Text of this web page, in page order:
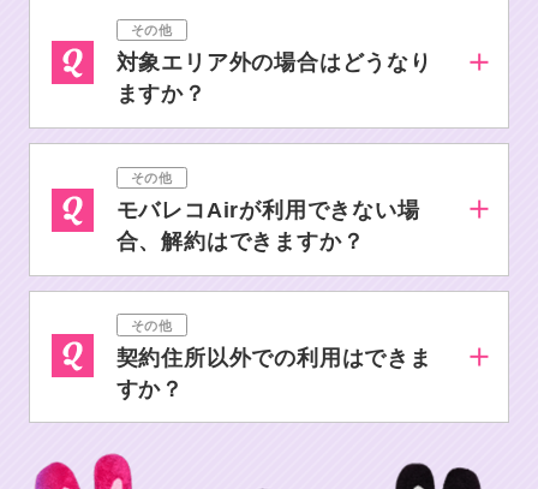
その他
対象エリア外の場合はどうなり
ますか？
その他
モバレコAirが利用できない場
合、解約はできますか？
その他
契約住所以外での利用はできま
すか？